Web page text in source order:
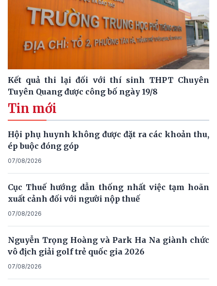
Kết quả thi lại đối với thí sinh THPT Chuyên
Tuyên Quang được công bố ngày 19/8
Tin mới
Hội phụ huynh không được đặt ra các khoản thu,
ép buộc đóng góp
07/08/2026
Cục Thuế hướng dẫn thống nhất việc tạm hoãn
xuất cảnh đối với người nộp thuế
07/08/2026
Nguyễn Trọng Hoàng và Park Ha Na giành chức
vô địch giải golf trẻ quốc gia 2026
07/08/2026